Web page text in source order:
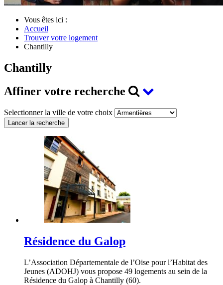
Vous êtes ici :
Accueil
Trouver votre logement
Chantilly
Chantilly
Affiner votre recherche
Selectionner la ville de votre choix
Résidence du Galop
L’Association Départementale de l’Oise pour l’Habitat des
Jeunes (ADOHJ) vous propose 49 logements au sein de la
Résidence du Galop à Chantilly (60).